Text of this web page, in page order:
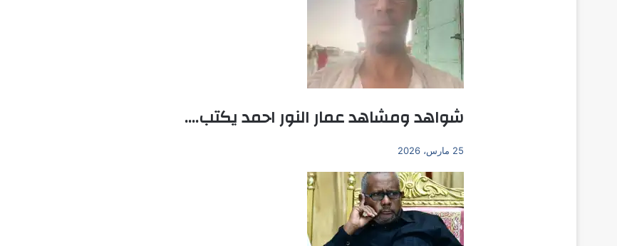
شواهد ومشاهد عمار النور احمد يكتب….
25 مارس، 2026